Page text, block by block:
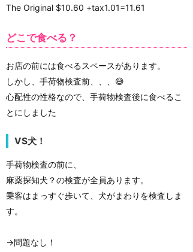
The Original $10.60 +tax1.01=11.61
どこで食べる？
お店の前には食べるスペースがあります。
しかし、手荷物検査前、、、😅
心配性の性格なので、手荷物検査後に食べるこ
とにしました
VS犬！
手荷物検査の前に、
麻薬探知犬？の検査が全員あります。
乗客はまっすぐ歩いて、犬がまわりを検査しま
す。
→問題なし！